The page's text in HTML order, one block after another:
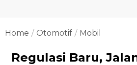
Home Otomotif Mobil
Regulasi Baru,